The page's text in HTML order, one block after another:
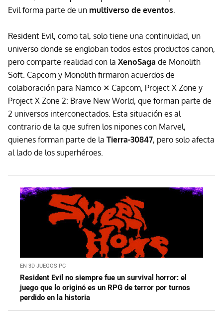
Evil forma parte de un multiverso de eventos.
Resident Evil, como tal, solo tiene una continuidad, un
universo donde se engloban todos estos productos canon,
pero comparte realidad con la XenoSaga de Monolith
Soft. Capcom y Monolith firmaron acuerdos de
colaboración para Namco ✕ Capcom, Project X Zone y
Project X Zone 2: Brave New World, que forman parte de
2 universos interconectados. Esta situación es al
contrario de la que sufren los nipones con Marvel,
quienes forman parte de la Tierra-30847, pero solo afecta
al lado de los superhéroes.
EN 3D JUEGOS PC
Resident Evil no siempre fue un survival horror: el
juego que lo originó es un RPG de terror por turnos
perdido en la historia